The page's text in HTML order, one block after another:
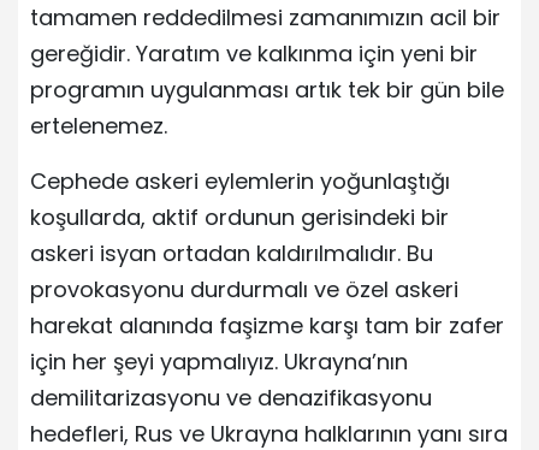
tamamen reddedilmesi zamanımızın acil bir
gereğidir. Yaratım ve kalkınma için yeni bir
programın uygulanması artık tek bir gün bile
ertelenemez.
Cephede askeri eylemlerin yoğunlaştığı
koşullarda, aktif ordunun gerisindeki bir
askeri isyan ortadan kaldırılmalıdır. Bu
provokasyonu durdurmalı ve özel askeri
harekat alanında faşizme karşı tam bir zafer
için her şeyi yapmalıyız. Ukrayna’nın
demilitarizasyonu ve denazifikasyonu
hedefleri, Rus ve Ukrayna halklarının yanı sıra